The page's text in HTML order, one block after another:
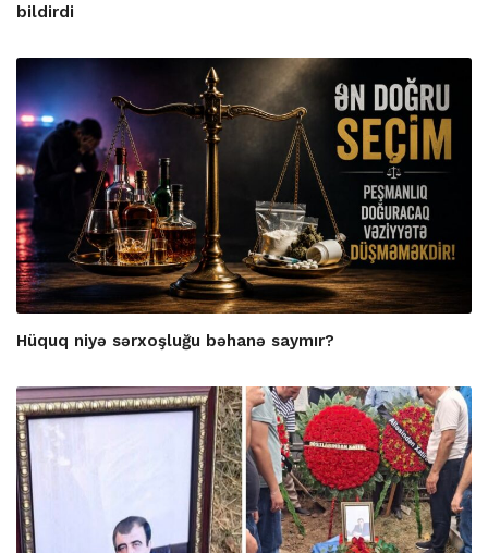
bildirdi
Hüquq niyə sərxoşluğu bəhanə saymır?